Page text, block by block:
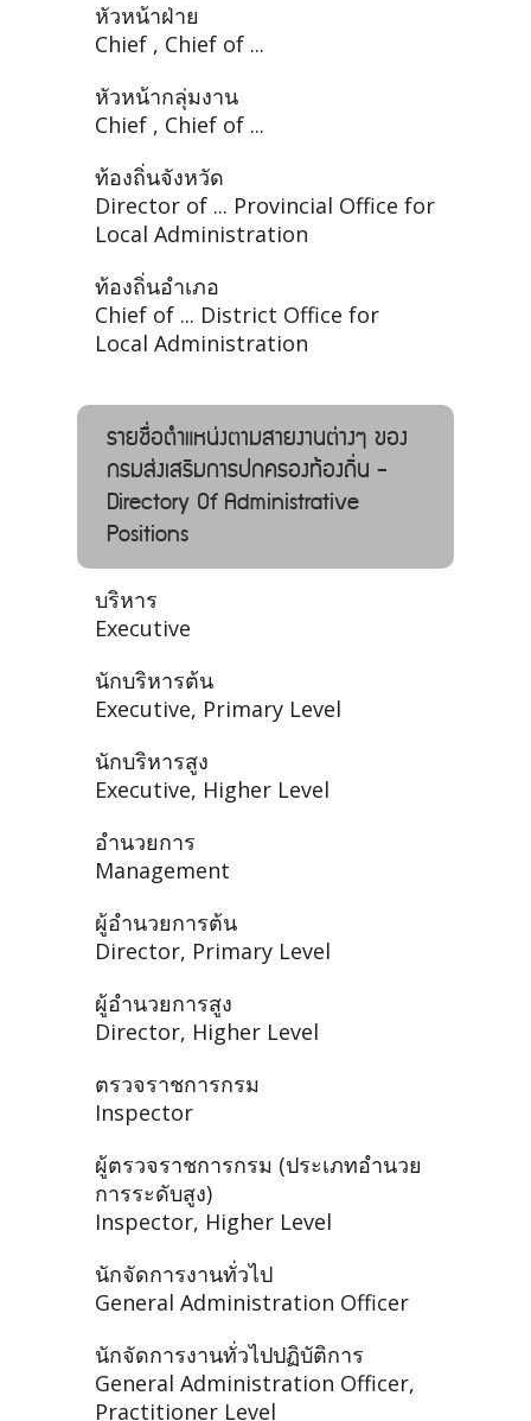
หัวหน้าฝ่าย
Chief , Chief of ...
หัวหน้ากลุ่มงาน
Chief , Chief of ...
ท้องถิ่นจังหวัด
Director of ... Provincial Office for
Local Administration
ท้องถิ่นอำเภอ
Chief of ... District Office for
Local Administration
รายชื่อตำแหน่งตามสายงานต่างๆ ของ
กรมส่งเสริมการปกครองท้องถิ่น -
Directory Of Administrative
Positions
บริหาร
Executive
นักบริหารต้น
Executive, Primary Level
นักบริหารสูง
Executive, Higher Level
อำนวยการ
Management
ผู้อำนวยการต้น
Director, Primary Level
ผู้อำนวยการสูง
Director, Higher Level
ตรวจราชการกรม
Inspector
ผู้ตรวจราชการกรม (ประเภทอำนวย
การระดับสูง)
Inspector, Higher Level
นักจัดการงานทั่วไป
General Administration Officer
นักจัดการงานทั่วไปปฏิบัติการ
General Administration Officer,
Practitioner Level